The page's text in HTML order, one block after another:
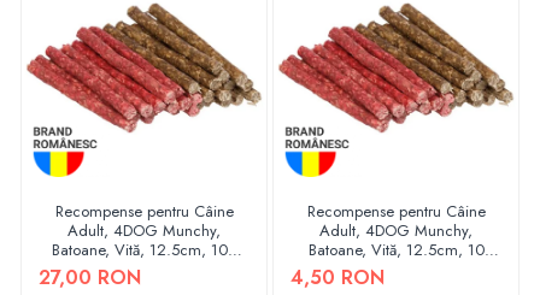
Recompense pentru Câine
Adult, 4DOG Munchy,
Batoane, Vită, 12.5cm, 100
bucăți
27,00 RON
Recompense pentru Câine
Adult, 4DOG Munchy,
Batoane, Vită, 12.5cm, 10
bucăți
4,50 RON